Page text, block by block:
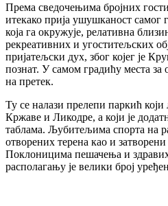
Према сведочењима бројних
итекако прија ушушканост самог
која га окружује, релативна
рекреативних и угоститељских
пријатељски дух, због којег је
познат. У самом градићу места
на претек.
Ту се налази прелепи паркић
Кржаве и Ликодре, а који је
таблама. Љубитељима спорта на
отворених терена као и
Поклоницима пешачења и
располагању је велики број